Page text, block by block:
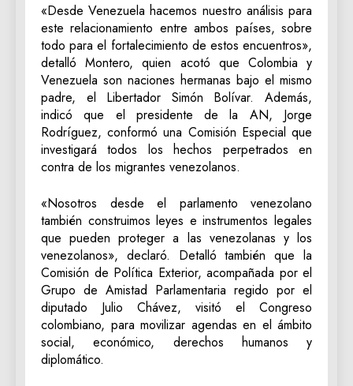
«Desde Venezuela hacemos nuestro análisis para
este relacionamiento entre ambos países, sobre
todo para el fortalecimiento de estos encuentros»,
detalló Montero, quien acotó que Colombia y
Venezuela son naciones hermanas bajo el mismo
padre, el Libertador Simón Bolívar. Además,
indicó que el presidente de la AN, Jorge
Rodríguez, conformó una Comisión Especial que
investigará todos los hechos perpetrados en
contra de los migrantes venezolanos.
«Nosotros desde el parlamento venezolano
también construimos leyes e instrumentos legales
que pueden proteger a las venezolanas y los
venezolanos», declaró. Detalló también que la
Comisión de Política Exterior, acompañada por el
Grupo de Amistad Parlamentaria regido por el
diputado Julio Chávez, visitó el Congreso
colombiano, para movilizar agendas en el ámbito
social, económico, derechos humanos y
diplomático.